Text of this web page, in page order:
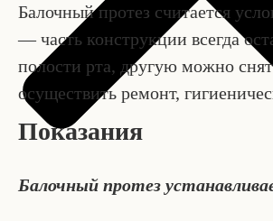
Балочный протез считается
— часть конструкции всегда
полости рта, другую можно
осуществить ремонт,
Показания
Балочный протез